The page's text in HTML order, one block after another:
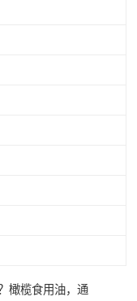
橄榄食用油，通